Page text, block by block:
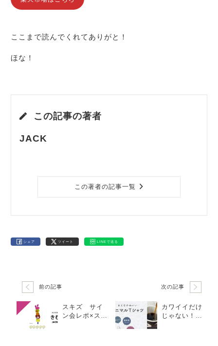
ここまで読んでくれてありがと！
ほな！
この記事の著者
JACK
この著者の記事一覧
シェア ツイート LINEで送る
前の記事
スキズ サイ
ン会レポ×スタ
次の記事
カワイイだけ
じゃない！ア